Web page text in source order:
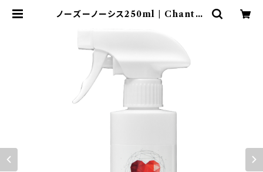
ノーズーノーシス250ml | Chantill